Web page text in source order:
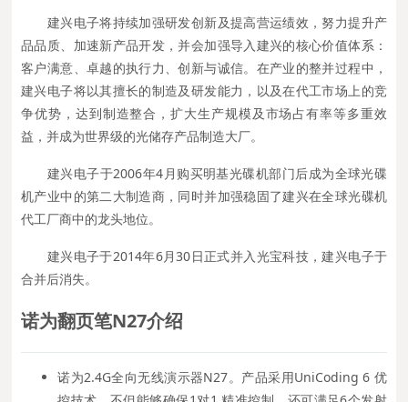
建兴电子将持续加强研发创新及提高营运绩效，努力提升产
品品质、加速新产品开发，并会加强导入建兴的核心价值体系：
客户满意、卓越的执行力、创新与诚信。在产业的整并过程中，
建兴电子将以其擅长的制造及研发能力，以及在代工市场上的竞
争优势，达到制造整合，扩大生产规模及市场占有率等多重效
益，并成为世界级的光储存产品制造大厂。
建兴电子于2006年4月购买明基光碟机部门后成为全球光碟
机产业中的第二大制造商，同时并加强稳固了建兴在全球光碟机
代工厂商中的龙头地位。
建兴电子于2014年6月30日正式并入光宝科技，建兴电子于
合并后消失。
诺为翻页笔N27介绍
诺为2.4G全向无线演示器N27。产品采用UniCoding 6 优